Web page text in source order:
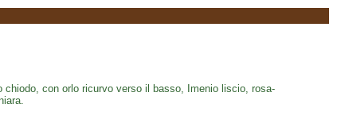
con orlo ricurvo verso il basso, Imenio liscio, rosa-